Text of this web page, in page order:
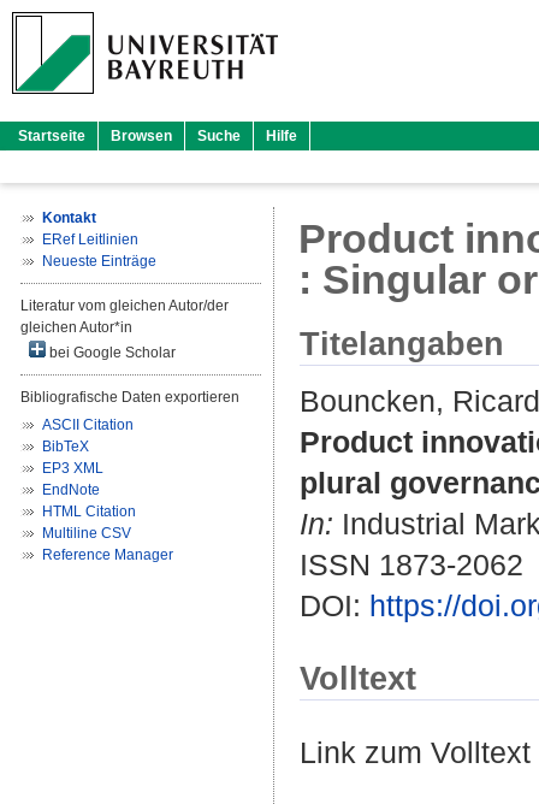
Startseite Browsen Suche Hilfe
Kontakt
ERef Leitlinien
Neueste Einträge
Literatur vom gleichen Autor/der
gleichen Autor*in
bei Google Scholar
Bibliografische Daten exportieren
ASCII Citation
BibTeX
EP3 XML
EndNote
HTML Citation
Multiline CSV
Reference Manager
Product
: Singular
Titelangaben
Bouncken,
Product
plural
In: Industrial
ISSN 1873-2062
DOI: https://
Volltext
Link zum